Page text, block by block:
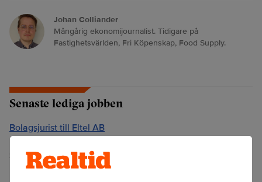
Johan Colliander
Mångårig ekonomijournalist. Tidigare på
Fastighetsvärlden, Fri Köpenskap, Food Supply.
Senaste lediga jobben
Bolagsjurist till Eltel AB
Placering:
Sista ansökningsdag:21/08/2026